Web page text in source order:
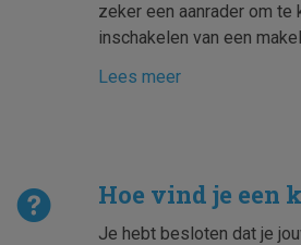
zeker een aanrader om te
inschakelen van een
Lees meer
Hoe vind je een
Je hebt besloten dat je